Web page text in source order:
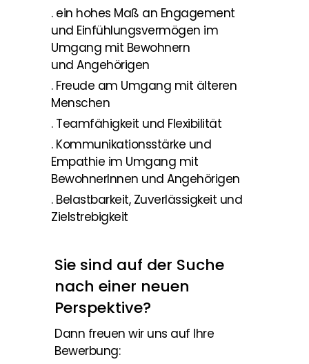
. ein hohes Maß an Engagement
und Einfühlungsvermögen im
Umgang mit Bewohnern
und Angehörigen
. Freude am Umgang mit älteren
Menschen
. Teamfähigkeit und Flexibilität
. Kommunikationsstärke und
Empathie im Umgang mit
BewohnerInnen und Angehörigen
. Belastbarkeit, Zuverlässigkeit und
Zielstrebigkeit
Sie sind auf der Suche
nach einer neuen
Perspektive?
Dann freuen wir uns auf Ihre
Bewerbung: